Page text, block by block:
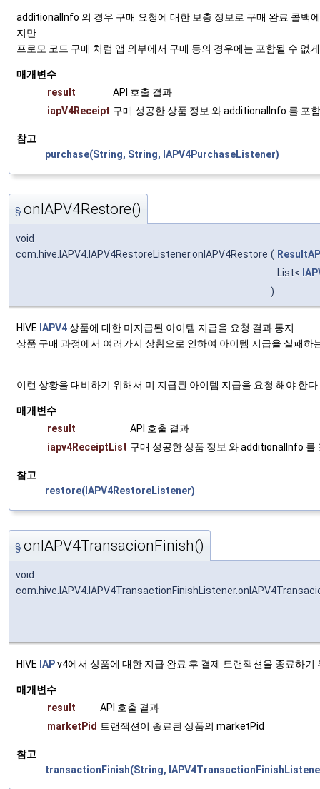
additionalInfo 의 경우 구매 요청에 대한 보충 정보로 구매 완료 콜백
지만
프로모 코드 구매 처럼 앱 외부에서 구매 등의 경우에는 포함될 수 없
매개변수
result
API 호출 결과
iapV4Receipt 구매 성공한 상품 정보 와 additionalInfo 를 포
참고
purchase(String, String, IAPV4PurchaseListener)
§ onIAPV4Restore()
void
com.hive.IAPV4.IAPV4RestoreListener.onIAPV4Restore (
List<
)
HIVE IAPV4상품에 대한 미지급된 아이템 지급을 요청 결과 통지
상품 구매 과정에서 여러가지 상황으로 인하여 아이템 지급을 실패하
이런 상황을 대비하기 위해서 미 지급된 아이템 지급을 요청 해야 한다.
매개변수
result
API 호출 결과
iapv4ReceiptList 구매 성공한 상품 정보 와 additionalInfo 를
참고
restore(IAPV4RestoreListener)
§ onIAPV4TransacionFinish()
void
HIVE IAPv4에서 상품에 대한 지급 완료 후 결제 트랜잭션을 종료하기
매개변수
result
API 호출 결과
marketPid 트랜잭션이 종료된 상품의 marketPid
참고
transactionFinish(String,